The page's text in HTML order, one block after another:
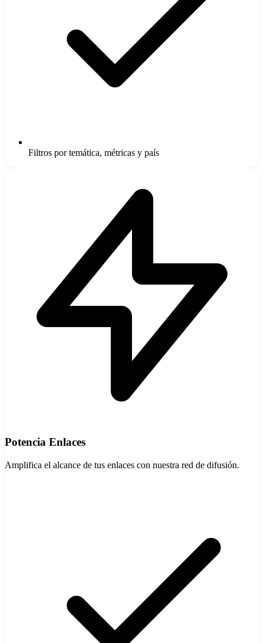
Filtros por temática, métricas y país
Potencia Enlaces
Amplifica el alcance de tus enlaces con nuestra red de difusión.